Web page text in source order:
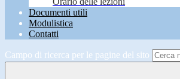
Documenti utili
Modulistica
Contatti
Campo di ricerca per le pagine del sito